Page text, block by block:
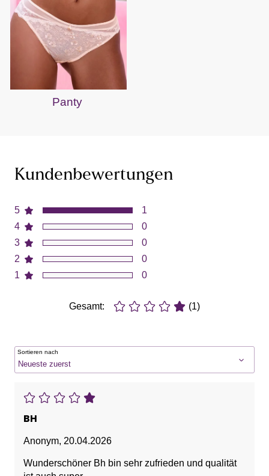
Panty
Kundenbewertungen
5
4
3
2
1
1
0
0
0
0
Gesamt: (1)
Sortieren nach
BH
Anonym, 20.04.2026
Wunderschöner Bh bin sehr zufrieden und qualität